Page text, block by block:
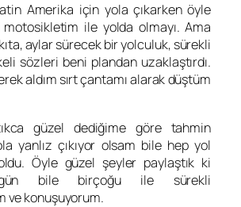
Amerika için yola çıkarken öyle
ile yolda olmayı. Ama
aylar sürecek bir yolculuk, sürekli
sözleri beni plandan uzaklaştırdı.
aldım sırt çantamı alarak düştüm
güzel dediğime göre tahmin
yanlız çıkıyor olsam bile hep yol
Öyle güzel şeyler paylaştık ki
bile birçoğu ile sürekli
ve konuşuyorum.